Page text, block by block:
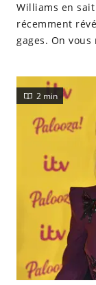
Williams en
récemment
gages. On
2 min